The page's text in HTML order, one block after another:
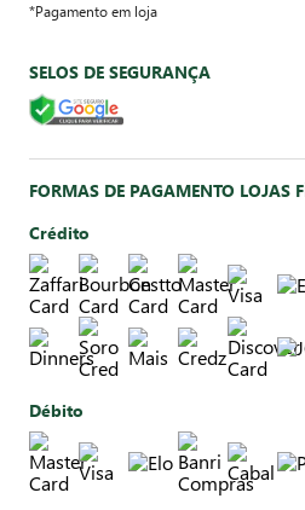
*Pagamento em loja
SELOS DE SEGURANÇA
FORMAS DE PAGAMENTO LOJAS
Crédito
Débito